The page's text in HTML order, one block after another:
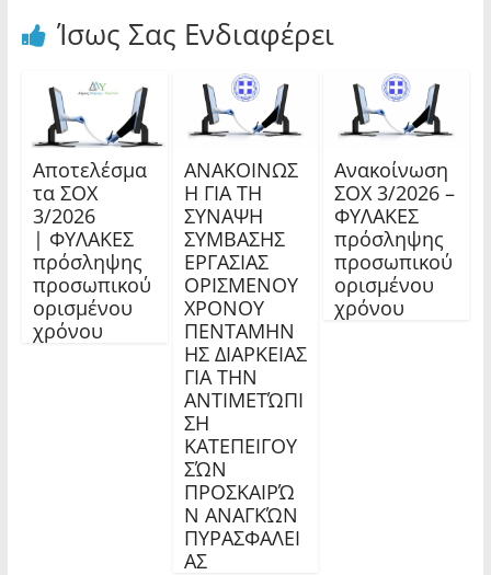
Ίσως Σας Ενδιαφέρει
Αποτελέσμα
τα ΣΟΧ
3/2026
| ΦΥΛΑΚΕΣ
πρόσληψης
προσωπικού
ορισμένου
χρόνου
ΑΝΑΚΟΙΝΩΣ
Η ΓΙΑ ΤΗ
ΣΥΝΑΨΗ
ΣΥΜΒΑΣΗΣ
ΕΡΓΑΣΙΑΣ
ΟΡΙΣΜΕΝΟΥ
ΧΡΟΝΟΥ
ΠΕΝΤΑΜΗΝ
ΗΣ ΔΙΑΡΚΕΙΑΣ
ΓΙΑ ΤΗΝ
ΑΝΤΙΜΕΤΏΠΙ
ΣΗ
ΚΑΤΕΠΕΙΓΟΥ
ΣΏΝ
ΠΡΟΣΚΑΙΡΏ
Ν ΑΝΑΓΚΏΝ
ΠΥΡΑΣΦΑΛΕΙ
ΑΣ
Ανακοίνωση
ΣΟΧ 3/2026 –
ΦΥΛΑΚΕΣ
πρόσληψης
προσωπικού
ορισμένου
χρόνου